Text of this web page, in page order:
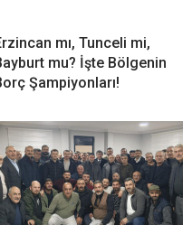
mı, Tunceli mi,
mu? İşte Bölgenin
Şampiyonları!